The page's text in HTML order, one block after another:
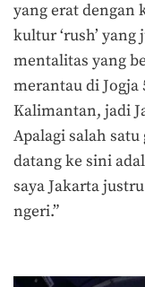
yang erat dengan
kultur ‘rush’
mentalitas yang
merantau di Jogja
Kalimantan, jadi
Apalagi salah
datang ke sini
saya Jakarta
ngeri.”